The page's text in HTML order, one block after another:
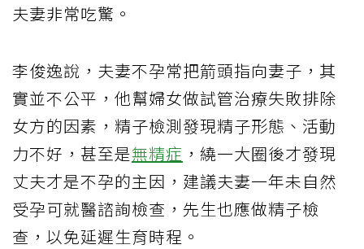
夫妻非常吃驚。
李俊逸說，夫妻不孕常把箭頭指向妻子，其
實並不公平，他幫婦女做試管治療失敗排除
女方的因素，精子檢測發現精子形態、活動
力不好，甚至是無精症 ，繞一大圈後才發現
丈夫才是不孕的主因，建議夫妻一年未自然
受孕可就醫諮詢檢查，先生也應做精子檢
查，以免延遲生育時程。